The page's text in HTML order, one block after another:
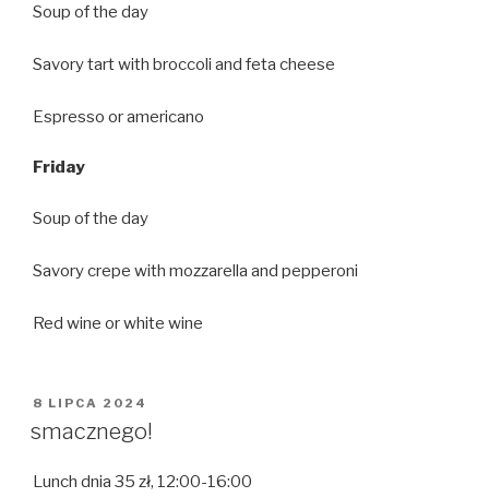
Soup of the day
Savory tart with broccoli and feta cheese
Espresso or americano
Friday
Soup of the day
Savory crepe with mozzarella and pepperoni
Red wine or white wine
OPUBLIKOWANE
8 LIPCA 2024
smacznego!
Lunch dnia 35 zł, 12:00-16:00